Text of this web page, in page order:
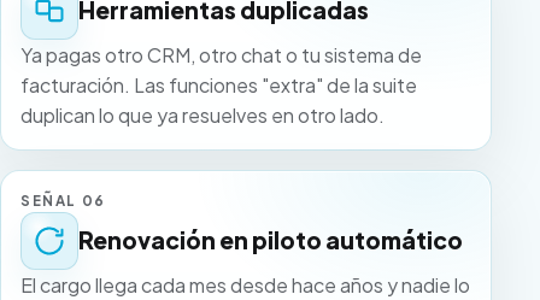
Herramientas duplicadas
Ya pagas otro CRM, otro chat o tu sistema de
facturación. Las funciones "extra" de la suite
duplican lo que ya resuelves en otro lado.
SEÑAL 06
Renovación en piloto automático
El cargo llega cada mes desde hace años y nadie lo